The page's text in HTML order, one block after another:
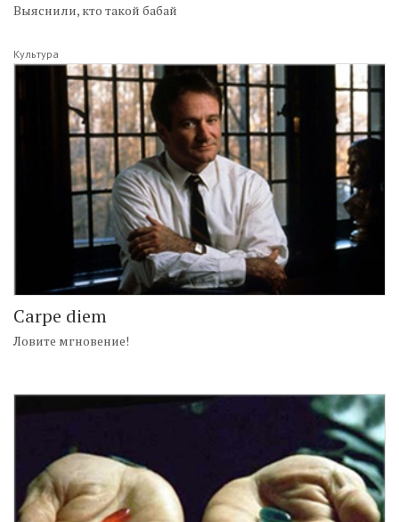
Выяснили, кто такой бабай
Культура
Carpe diem
Ловите мгновение!